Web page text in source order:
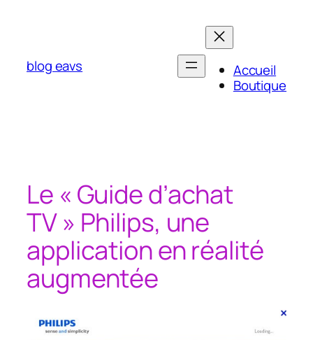
blog eavs
Accueil
Boutique
Le « Guide d’achat
TV » Philips, une
application en réalité
augmentée